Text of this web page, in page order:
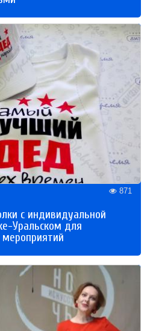
871
с индивидуальной
Уральском для